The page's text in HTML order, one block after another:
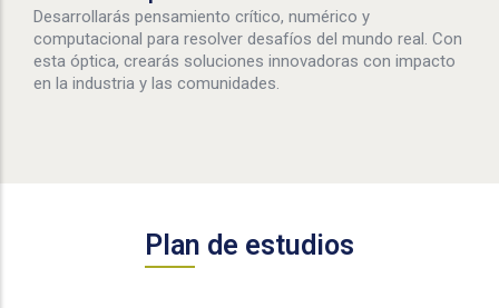
Desarrollarás pensamiento crítico, numérico y
computacional para resolver desafíos del mundo real. Con
esta óptica, crearás soluciones innovadoras con impacto
en la industria y las comunidades.
Plan de estudios